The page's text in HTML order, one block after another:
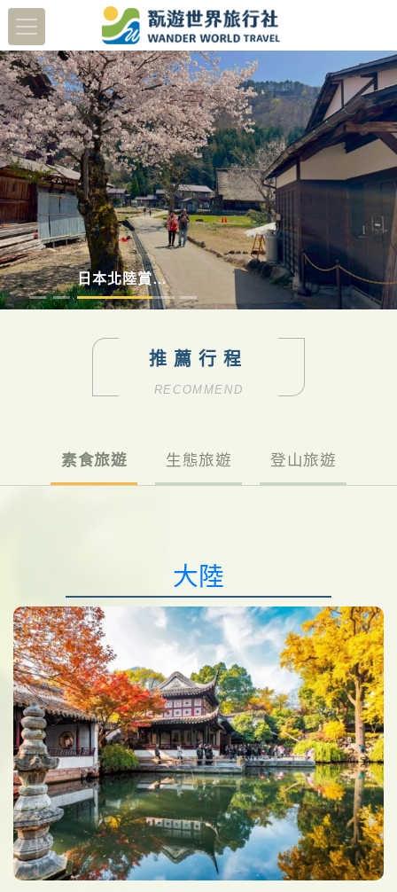
蔬醒南島 多彩德瑞 日本北陸賞櫻8日 澳洲塔斯馬尼亞
推薦行程
RECOMMEND
素食旅遊 生態旅遊 登山旅遊
大陸